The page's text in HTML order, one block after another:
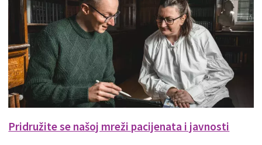
Pridružite se našoj mreži pacijenata i javnosti